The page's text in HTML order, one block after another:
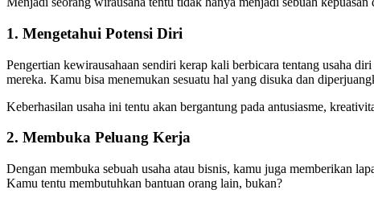
1. Mengetahui Potensi Diri
Pengertian kewirausahaan sendiri kerap kali berbicara tentang usaha
mereka. Kamu bisa menemukan sesuatu hal yang disuka dan
Keberhasilan usaha ini tentu akan bergantung pada antusiasme,
2. Membuka Peluang Kerja
Dengan membuka sebuah usaha atau bisnis, kamu juga memberikan
Kamu tentu membutuhkan bantuan orang lain, bukan?